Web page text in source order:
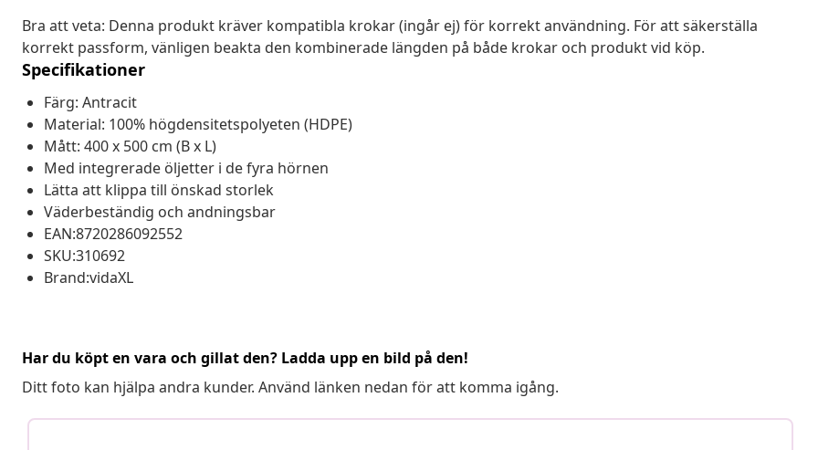
Bra att veta: Denna produkt kräver kompatibla krokar (ingår ej) för korrekt användning. För att säkerställa
korrekt passform, vänligen beakta den kombinerade längden på både krokar och produkt vid köp.
Specifikationer
Färg: Antracit
Material: 100% högdensitetspolyeten (HDPE)
Mått: 400 x 500 cm (B x L)
Med integrerade öljetter i de fyra hörnen
Lätta att klippa till önskad storlek
Väderbeständig och andningsbar
EAN:8720286092552
SKU:310692
Brand:vidaXL
Har du köpt en vara och gillat den? Ladda upp en bild på den!
Ditt foto kan hjälpa andra kunder. Använd länken nedan för att komma igång.